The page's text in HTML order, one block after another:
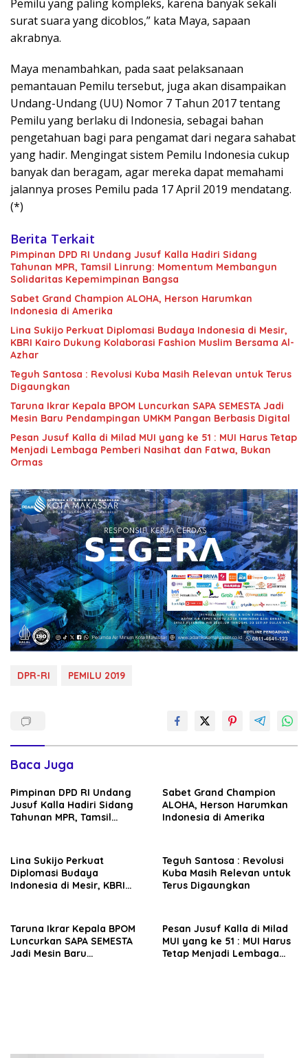
Pemilu yang paling kompleks, karena banyak sekali
surat suara yang dicoblos,” kata Maya, sapaan
akrabnya.
Maya menambahkan, pada saat pelaksanaan
pemantauan Pemilu tersebut, juga akan disampaikan
Undang-Undang (UU) Nomor 7 Tahun 2017 tentang
Pemilu yang berlaku di Indonesia, sebagai bahan
pengetahuan bagi para pengamat dari negara sahabat
yang hadir. Mengingat sistem Pemilu Indonesia cukup
banyak dan beragam, agar mereka dapat memahami
jalannya proses Pemilu pada 17 April 2019 mendatang.
(*)
Berita Terkait
Pimpinan DPD RI Undang Jusuf Kalla Hadiri Sidang
Tahunan MPR, Tamsil Linrung: Momentum Membangun
Solidaritas Kepemimpinan Bangsa
Sabet Grand Champion ALOHA, Herson Harumkan
Indonesia di Amerika
Lina Sukijo Perkuat Diplomasi Budaya Indonesia di Mesir,
KBRI Kairo Dukung Kolaborasi Fashion Muslim Bersama Al-
Azhar
Teguh Santosa : Revolusi Kuba Masih Relevan untuk Terus
Digaungkan
Taruna Ikrar Kepala BPOM Luncurkan SAPA SEMESTA Jadi
Mesin Baru Pendampingan UMKM Pangan Berbasis Digital
Pesan Jusuf Kalla di Milad MUI yang ke 51 : MUI Harus Tetap
Menjadi Lembaga Pemberi Nasihat dan Fatwa, Bukan
Ormas
DPR-RI PEMILU 2019
Baca Juga
Pimpinan DPD RI Undang
Jusuf Kalla Hadiri Sidang
Tahunan MPR, Tamsil
Kepemimpinan Bangsa
Sabet Grand Champion
ALOHA, Herson Harumkan
Indonesia di Amerika
Lina Sukijo Perkuat
Diplomasi Budaya
Indonesia di Mesir, KBRI
Al-Azhar
Teguh Santosa : Revolusi
Kuba Masih Relevan untuk
Terus Digaungkan
Taruna Ikrar Kepala BPOM
Luncurkan SAPA SEMESTA
Jadi Mesin Baru
Pesan Jusuf Kalla di Milad
MUI yang ke 51 : MUI Harus
Tetap Menjadi Lembaga